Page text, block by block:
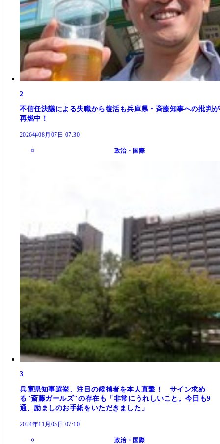
2
不信任決議による失職から復活も兵庫県・斉藤知事への批判が
再燃中！
2026年08月07日 07:30
政治・国際
3
兵庫県知事選挙、注目の候補者を本人直撃！ サイン求め
る"斎藤ガールズ"の存在も「非常にうれしいこと。今日も9
通、励ましのお手紙をいただきました」
2024年11月05日 07:10
政治・国際